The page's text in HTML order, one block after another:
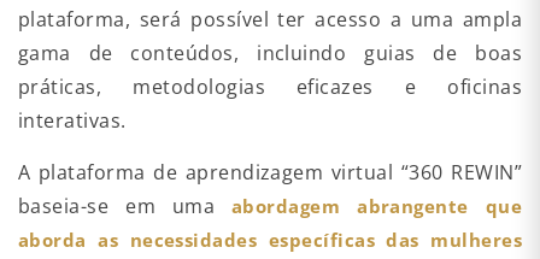
plataforma, será possível ter acesso a uma ampla
gama de conteúdos, incluindo guias de boas
práticas, metodologias eficazes e oficinas
interativas.
A plataforma de aprendizagem virtual “360 REWIN”
baseia-se em uma abordagem abrangente que
aborda as necessidades específicas das mulheres